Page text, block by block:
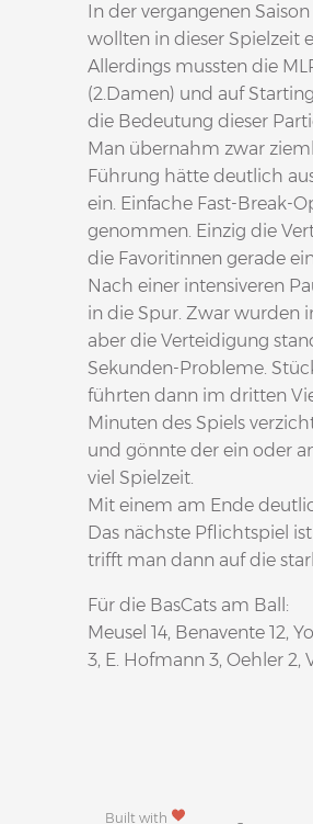
In der vergangenen
wollten in dieser Spielzeit
Allerdings mussten die
(2.Damen) und auf
die Bedeutung dieser
Man übernahm zwar
Führung hätte deutlich
ein. Einfache Fast-Break-
genommen. Einzig die
die Favoritinnen gerade
Nach einer intensiveren
in die Spur. Zwar wurden
aber die Verteidigung
Sekunden-Probleme.
führten dann im dritten
Minuten des Spiels
und gönnte der ein oder
viel Spielzeit.
Mit einem am Ende
Das nächste Pflichtspiel
trifft man dann auf die
Für die BasCats am Ball:
Meusel 14, Benavente 12,
3, E. Hofmann 3, Oehler 2,
Built with